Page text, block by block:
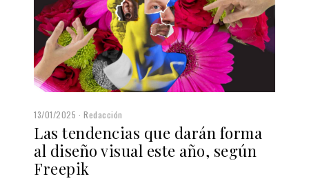
13/01/2025 Redacción
Las tendencias que darán forma
al diseño visual este año, según
Freepik